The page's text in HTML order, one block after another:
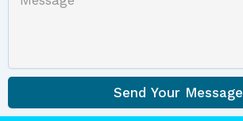
Send Your Message